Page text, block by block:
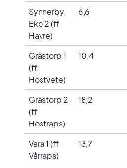
Synnerby,
Eko 2 (ff
Havre)
6,6
Grästorp 1
(ff
Höstvete)
10,4
Grästorp 2
(ff
Höstraps)
18,2
Vara 1 (ff
Vårraps)
13,7